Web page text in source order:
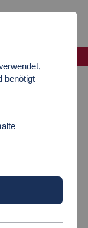
benötigt